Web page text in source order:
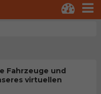
Fahrzeuge und
virtuellen